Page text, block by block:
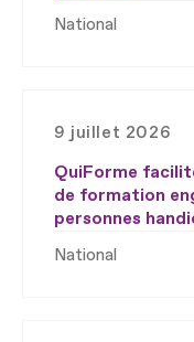
National
9 juillet 2026
QuiForme
de formation
personnes
National